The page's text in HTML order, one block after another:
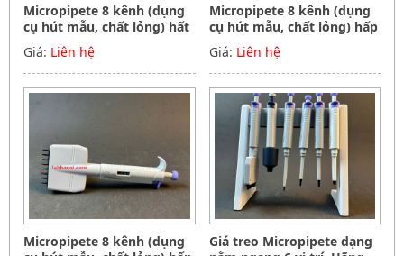
Micropipete 8 kênh (dụng
cụ hút mẫu, chất lỏng) hất
tiệt trùng 50-300ul, Hãng
Phoenix instrument
Germany
Giá: Liên hệ
Micropipete 8 kênh (dụng
cụ hút mẫu, chất lỏng) hấp
tiệt trùng 5-50ul, Hãng
Phoenix instrument
Germany
Giá: Liên hệ
Micropipete 8 kênh (dụng
Giá treo Micropipete dạng